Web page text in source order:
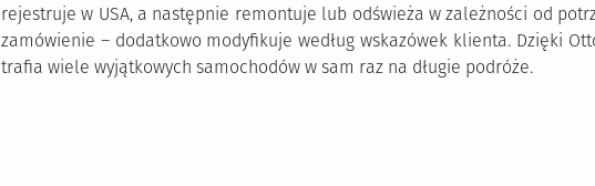
rejestruje w USA, a następnie remontuje lub odświeża w zależności od
zamówienie – dodatkowo modyfikuje według wskazówek klienta. Dzięki
trafia wiele wyjątkowych samochodów w sam raz na długie podróże.